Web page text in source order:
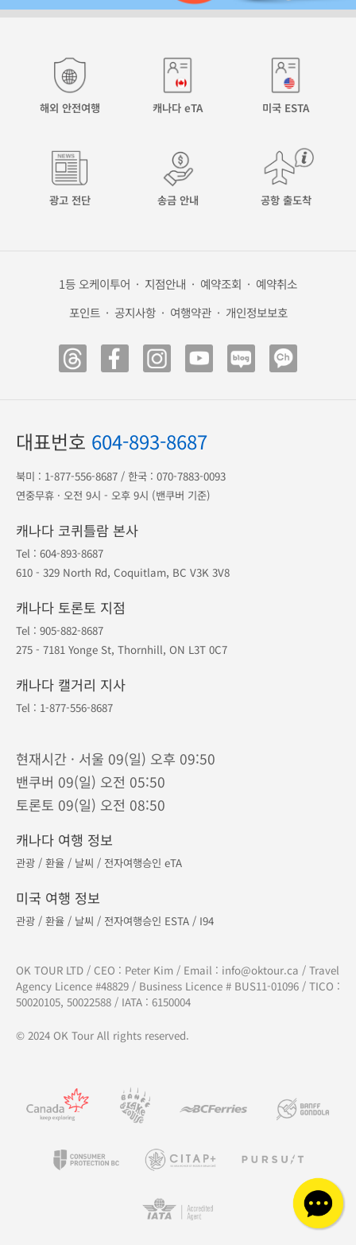
해외 안전여행 캐나다 eTA 미국 ESTA
광고 전단 송금 안내 공항 출도착
1등 오케이투어 · 지점안내 · 예약조회 · 예약취소
포인트 · 공지사항 · 여행약관 · 개인정보보호
대표번호 604-893-8687
북미 : 1-877-556-8687 / 한국 : 070-7883-0093
연중무휴 · 오전 9시 - 오후 9시 (밴쿠버 기준)
캐나다 코퀴틀람 본사
Tel : 604-893-8687
610 - 329 North Rd, Coquitlam, BC V3K 3V8
캐나다 토론토 지점
Tel : 905-882-8687
275 - 7181 Yonge St, Thornhill, ON L3T 0C7
캐나다 캘거리 지사
Tel : 1-877-556-8687
현재시간 · 서울 09(일) 오후 09:50
밴쿠버 09(일) 오전 05:50
토론토 09(일) 오전 08:50
캐나다 여행 정보
관광 / 환율 / 날씨 / 전자여행승인 eTA
미국 여행 정보
관광 / 환율 / 날씨 / 전자여행승인 ESTA / I94
OK TOUR LTD / CEO : Peter Kim / Email : info@oktour.ca / Travel
Agency Licence #48829 / Business Licence # BUS11-01096 / TICO :
50020105, 50022588 / IATA : 6150004
© 2024 OK Tour All rights reserved.